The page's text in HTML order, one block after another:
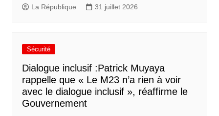
La République 31 juillet 2026
Sécurité
Dialogue inclusif :Patrick Muyaya
rappelle que « Le M23 n’a rien à voir
avec le dialogue inclusif », réaffirme le
Gouvernement